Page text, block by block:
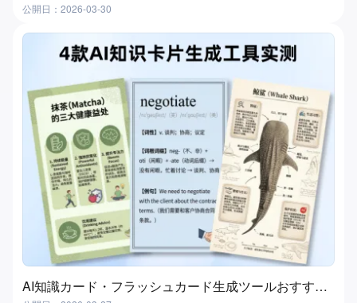
公開日：2026-03-30
AI知識カード・フラッシュカード生成ツールおすすめ４選｜実測比較